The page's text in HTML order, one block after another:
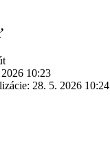
10:23
28. 5. 2026 10:24